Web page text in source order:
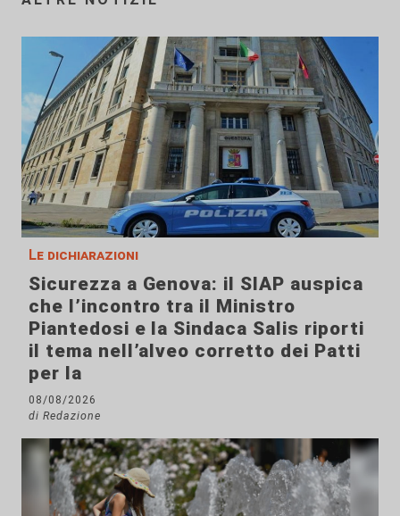
Le dichiarazioni
Sicurezza a Genova: il SIAP auspica
che l’incontro tra il Ministro
Piantedosi e la Sindaca Salis riporti
il tema nell’alveo corretto dei Patti
per la
08/08/2026
di Redazione